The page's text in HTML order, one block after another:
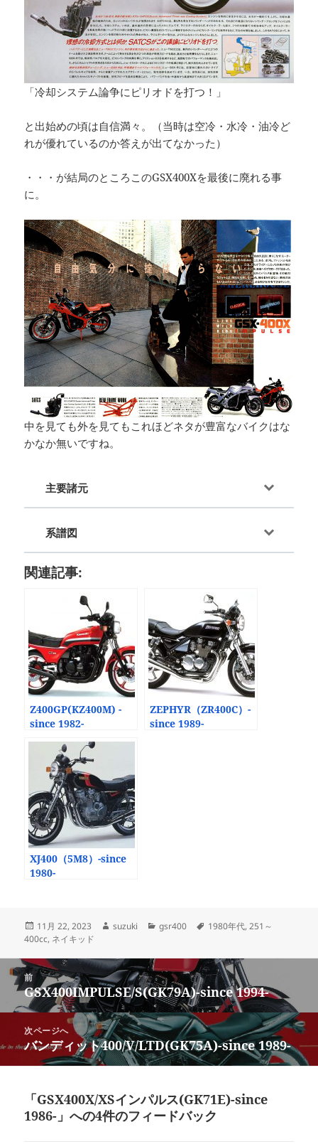
「冷却システム論争にピリオドを打つ！」
と出始めの頃は自信満々。（当時は空冷・水冷・油冷ど
れが優れているのか答えが出てなかった）
・・・が結局のところこのGSX400Xを最後に廃れる事
に。
中を見ても外を見てもこれほどネタが豊富なバイクはな
かなか無いですね。
主要諸元
系譜図
関連記事:
Z400GP(KZ400M) -
since 1982-
ZEPHYR（ZR400C）-
since 1989-
XJ400（5M8）-since
1980-
投
稿
11月 22, 2023
作
suzuki
カ
ー
gsr400
タ
1980年代,251～
400cc, ネイキッド
投
ー
シ
前
前
の
投
稿:
GSX400IMPULSE/S(GK79A)-since 1994-
次ページへ
次
稿:
バンディット400/V/LTD(GK75A)-since 1989-
「GSX400X/XSインパルス(GK71E)-since
1986-」への4件のフィードバック